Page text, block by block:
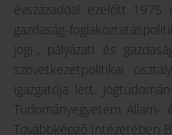
évszázaddal ezelőtt 1975
gazdaság-
jogi-, pályázati és
szövetkezetpolitikai
igazgatója lett.
Tudományegyetem Állam-
Továbbképző Intézetében